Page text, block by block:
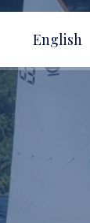
English